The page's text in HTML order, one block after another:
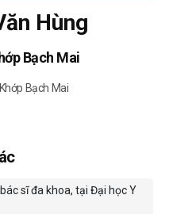
Hùng
Bạch Mai
Bạch Mai
sĩ đa khoa, tại Đại học Y